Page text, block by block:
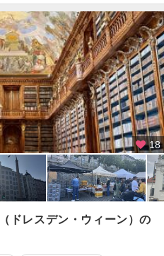
18
ドレスデン・ウィーン）の